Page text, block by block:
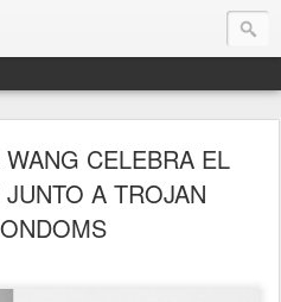
CELEBRA EL
A TROJAN